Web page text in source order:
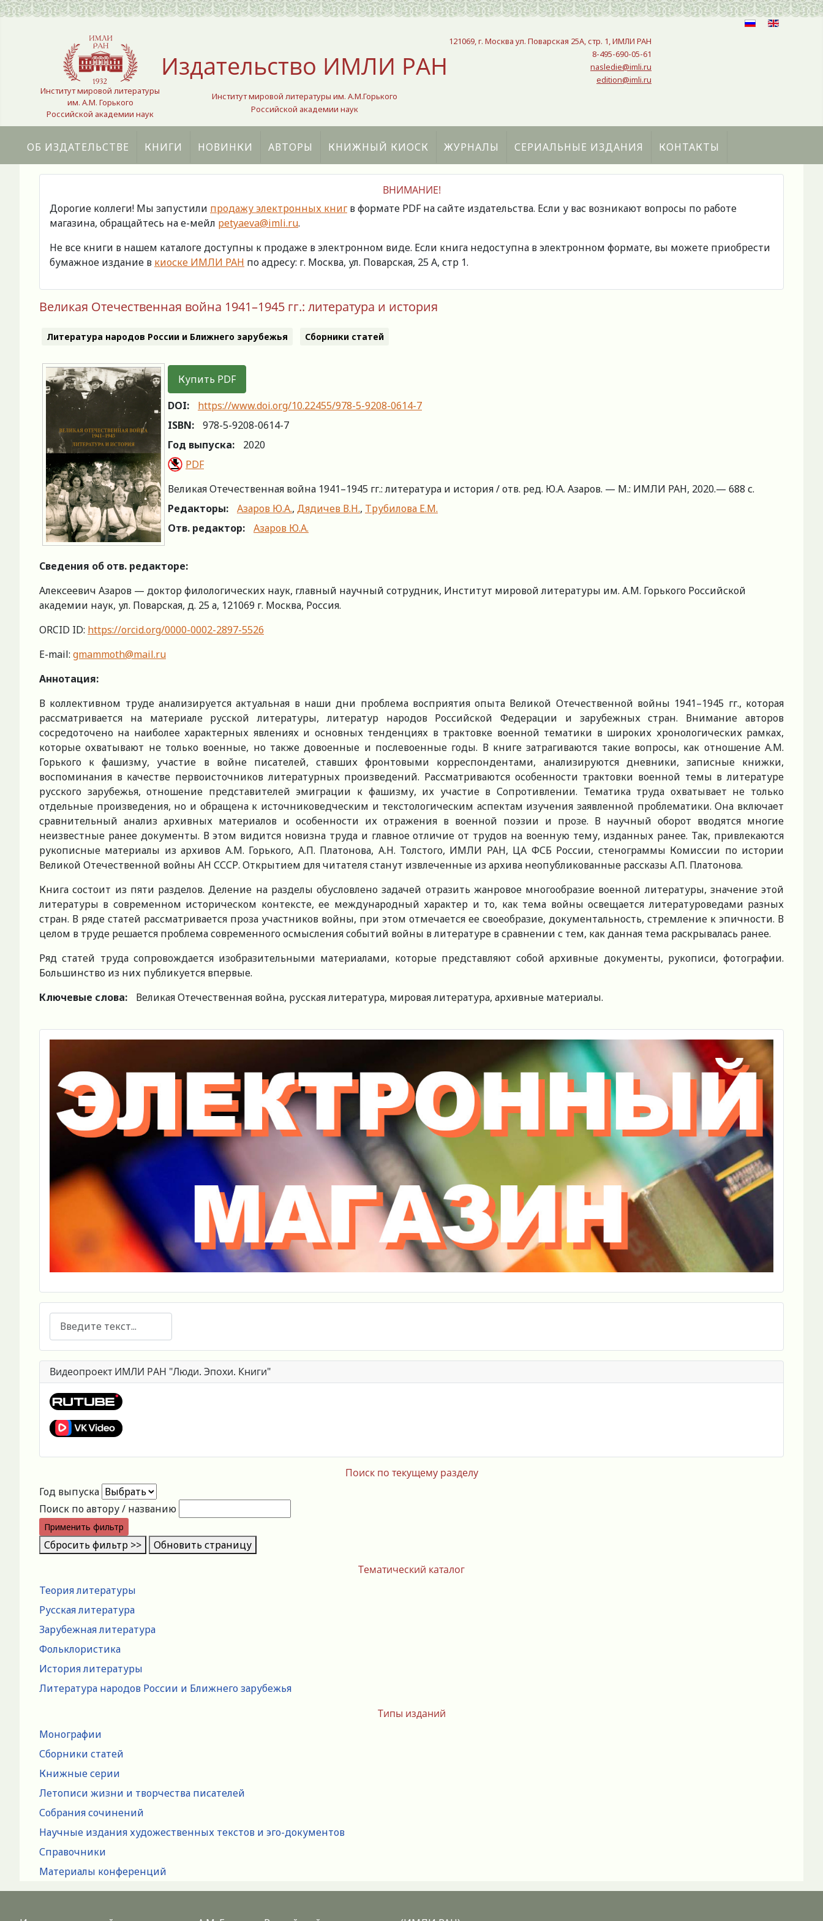
Выберите язык
Институт мировой литературы
им. А.М. Горького
Российской академии наук
Издательство ИМЛИ РАН
Институт мировой литературы им. А.М.Горького
Российской академии наук
121069, г. Москва ул. Поварская 25A, стр. 1, ИМЛИ РАН
8-495-690-05-61
nasledie@imli.ru
edition@imli.ru
ОБ ИЗДАТЕЛЬСТВЕ КНИГИ НОВИНКИ АВТОРЫ КНИЖНЫЙ КИОСК ЖУРНАЛЫ СЕРИАЛЬНЫЕ ИЗДАНИЯ КОНТАКТЫ
Тематический каталог
Теория литературы
Русская литература
Зарубежная литература
Фольклористика
История литературы
Литература народов России и Ближнего зарубежья
Типы изданий
Монографии
Сборники статей
Книжные серии
Летописи жизни и творчества писателей
Собрания сочинений
Научные издания художественных текстов и эго-документов
Справочники
Материалы конференций
ВНИМАНИЕ!
Дорогие коллеги! Мы запустили продажу электронных книг в формате PDF на сайте издательства. Если у вас возникают вопросы по работе
магазина, обращайтесь на е-мейл petyaeva@imli.ru.
Не все книги в нашем каталоге доступны к продаже в электронном виде. Если книга недоступна в электронном формате, вы можете приобрести
бумажное издание в киоске ИМЛИ РАН по адресу: г. Москва, ул. Поварская, 25 А, стр 1.
Великая Отечественная война 1941–1945 гг.: литература и история
Литература народов России и Ближнего зарубежья Сборники статей
Купить PDF
DOI:
https://www.doi.org/10.22455/978-5-9208-0614-7
ISBN:
978-5-9208-0614-7
Год выпуска:
2020
PDF
Великая Отечественная война 1941–1945 гг.: литература и история / отв. ред. Ю.А. Азаров. — М.: ИМЛИ РАН, 2020.— 688 с.
Редакторы:
Азаров Ю.А., Дядичев В.Н., Трубилова Е.М.
Отв. редактор:
Азаров Ю.А.
Сведения об отв. редакторе:
Алексеевич Азаров — доктор филологических наук, главный научный сотрудник, Институт мировой литературы им. А.М. Горького Российской
академии наук, ул. Поварская, д. 25 а, 121069 г. Москва, Россия.
ORCID ID: https://orcid.org/0000-0002-2897-5526
E-mail: gmammoth@mail.ru
Аннотация:
В коллективном труде анализируется актуальная в наши дни проблема восприятия опыта Великой Отечественной войны 1941–1945 гг., которая
рассматривается на материале русской литературы, литератур народов Российской Федерации и зарубежных стран. Внимание авторов
сосредоточено на наиболее характерных явлениях и основных тенденциях в трактовке военной тематики в широких хронологических рамках,
которые охватывают не только военные, но также довоенные и послевоенные годы. В книге затрагиваются такие вопросы, как отношение А.М.
Горького к фашизму, участие в войне писателей, ставших фронтовыми корреспондентами, анализируются дневники, записные книжки,
воспоминания в качестве первоисточников литературных произведений. Рассматриваются особенности трактовки военной темы в литературе
русского зарубежья, отношение представителей эмиграции к фашизму, их участие в Сопротивлении. Тематика труда охватывает не только
отдельные произведения, но и обращена к источниковедческим и текстологическим аспектам изучения заявленной проблематики. Она включает
сравнительный анализ архивных материалов и особенности их отражения в военной поэзии и прозе. В научный оборот вводятся многие
неизвестные ранее документы. В этом видится новизна труда и главное отличие от трудов на военную тему, изданных ранее. Так, привлекаются
рукописные материалы из архивов А.М. Горького, А.П. Платонова, А.Н. Толстого, ИМЛИ РАН, ЦА ФСБ России, стенограммы Комиссии по истории
Великой Отечественной войны АН СССР. Открытием для читателя станут извлеченные из архива неопубликованные рассказы А.П. Платонова.
Книга состоит из пяти разделов. Деление на разделы обусловлено задачей отразить жанровое многообразие военной литературы, значение этой
литературы в современном историческом контексте, ее международный характер и то, как тема войны освещается литературоведами разных
стран. В ряде статей рассматривается проза участников войны, при этом отмечается ее своеобразие, документальность, стремление к эпичности. В
целом в труде решается проблема современного осмысления событий войны в литературе в сравнении с тем, как данная тема раскрывалась ранее.
Ряд статей труда сопровождается изобразительными материалами, которые представляют собой архивные документы, рукописи, фотографии.
Большинство из них публикуется впервые.
Ключевые слова:
Великая Отечественная война, русская литература, мировая литература, архивные материалы.
Поиск
Видеопроект ИМЛИ РАН "Люди. Эпохи. Книги"
Поиск по текущему разделу
Год выпуска
Поиск по автору / названию
Применить фильтр
Сбросить фильтр >> Обновить страницу